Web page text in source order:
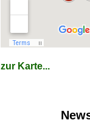
zur Karte...